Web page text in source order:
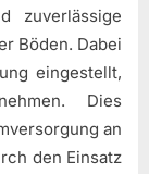
zuverlässige
Böden. Dabei
eingestellt,
Dies
an
den Einsatz